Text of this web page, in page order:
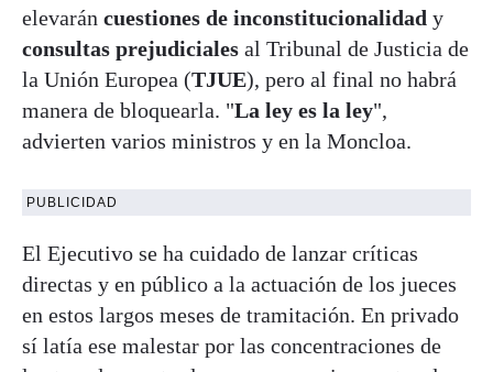
elevarán cuestiones de inconstitucionalidad y
consultas prejudiciales al Tribunal de Justicia de
la Unión Europea (TJUE), pero al final no habrá
manera de bloquearla. "La ley es la ley",
advierten varios ministros y en la Moncloa.
PUBLICIDAD
El Ejecutivo se ha cuidado de lanzar críticas
directas y en público a la actuación de los jueces
en estos largos meses de tramitación. En privado
sí latía ese malestar por las concentraciones de